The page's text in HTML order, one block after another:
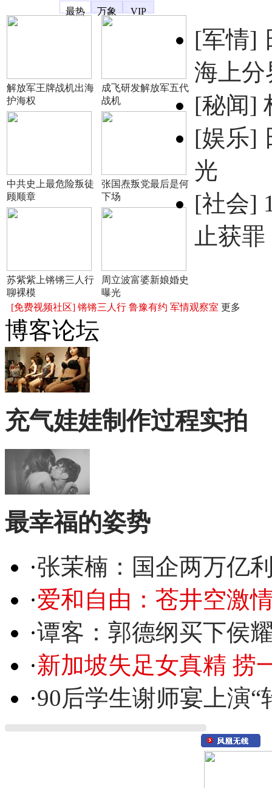
最热
万象 VIP
解放军王牌战机出海
护海权
成飞研发解放军五代
战机
中共史上最危险叛徒
顾顺章
张国焘叛党最后是何
下场
苏紫紫上锵锵三人行
聊裸模
周立波富婆新娘婚史
曝光
[军情]
海上分
[秘闻]
[娱乐]
光
[社会]
止获罪
[免费视频社区] 锵锵三人行 鲁豫有约 军情观察室 更多
博客论坛
充气娃娃制作过程实拍
最幸福的姿势
·张茉楠：国企两万亿
·爱和自由：苍井空激
·谭客：郭德纲买下侯
·新加坡失足女真精 捞
·90后学生谢师宴上演“